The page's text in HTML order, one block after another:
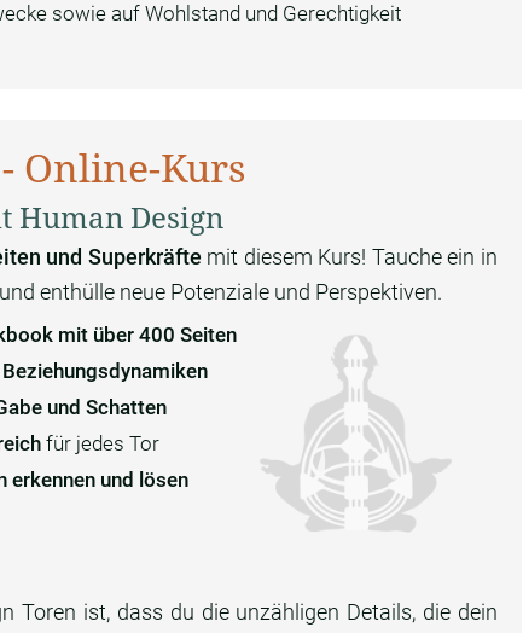
sowie auf Wohlstand und Gerechtigkeit
Online-Kurs
Human Design
und Superkräfte mit diesem Kurs! Tauche ein in
enthülle neue Potenziale und Perspektiven.
mit über 400 Seiten
Beziehungsdynamiken
und Schatten
für jedes Tor
erkennen und lösen
Toren ist, dass du die unzähligen Details, die dein